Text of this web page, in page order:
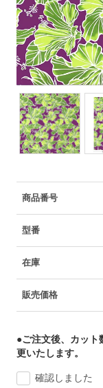
商品番号
型番
在庫
販売価格
●ご注文後、カット
更いたします。
確認しました